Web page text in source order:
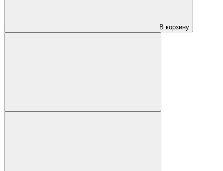
В корзину